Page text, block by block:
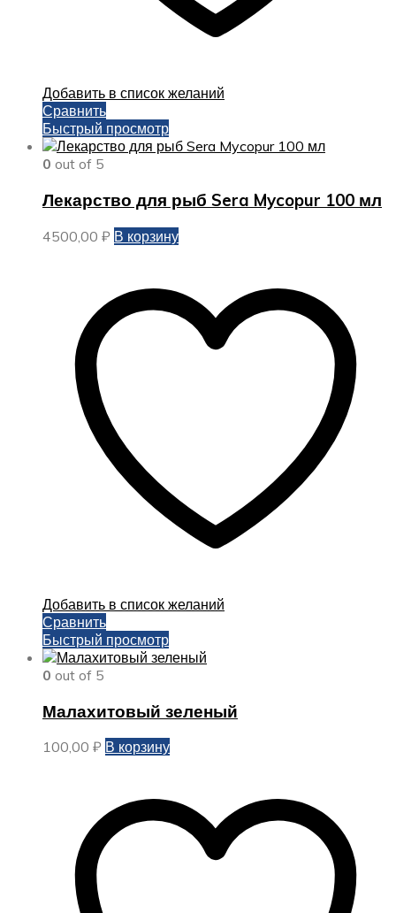
Добавить в список желаний
Сравнить
Быстрый просмотр
0 out of 5
Лекарство для рыб Sera Mycopur 100 мл
4500,00 ₽ В корзину
Добавить в список желаний
Сравнить
Быстрый просмотр
0 out of 5
Малахитовый зеленый
100,00 ₽ В корзину